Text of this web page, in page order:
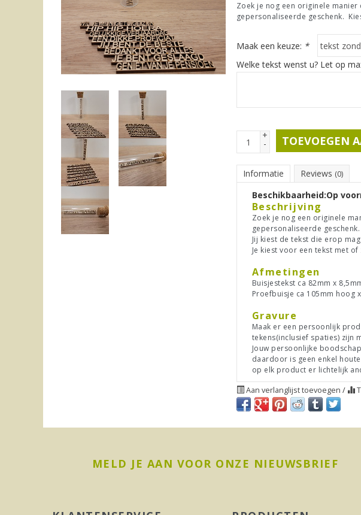
Zoek je nog een originele
gepersonaliseerde geschenk.
Maak een keuze: *
Welke tekst wenst u? Let op
+
- TOEVOEGEN
Informatie Reviews (0)
Beschikbaarheid:Op
Beschrijving
Zoek je nog een originele
gepersonaliseerde geschenk.
Jij kiest de tekst die erop
Je kiest voor een tekst met
Afmetingen
Buisjestekst ca 82mm x
Proefbuisje ca 105mm hoog
Gravure
Maak er een persoonlijk
tekens(inclusief spaties) zijn
Jouw persoonlijke
daardoor is geen enkel
op elk product er lichtelijk
Aan verlanglijst toevoegen /
MELD JE AAN VOOR ONZE NIEUWSBRIEF